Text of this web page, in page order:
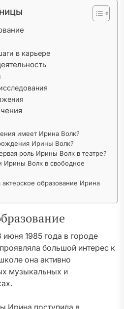
в карьере
имеет Ирина Волк?
Ирины Волк?
роль Ирины Волк в театре?
Ирины Волк в свободное
актерское образование Ирина
1985 года в городе
большой интерес к
она активно
музыкальных и
Ирина поступила в